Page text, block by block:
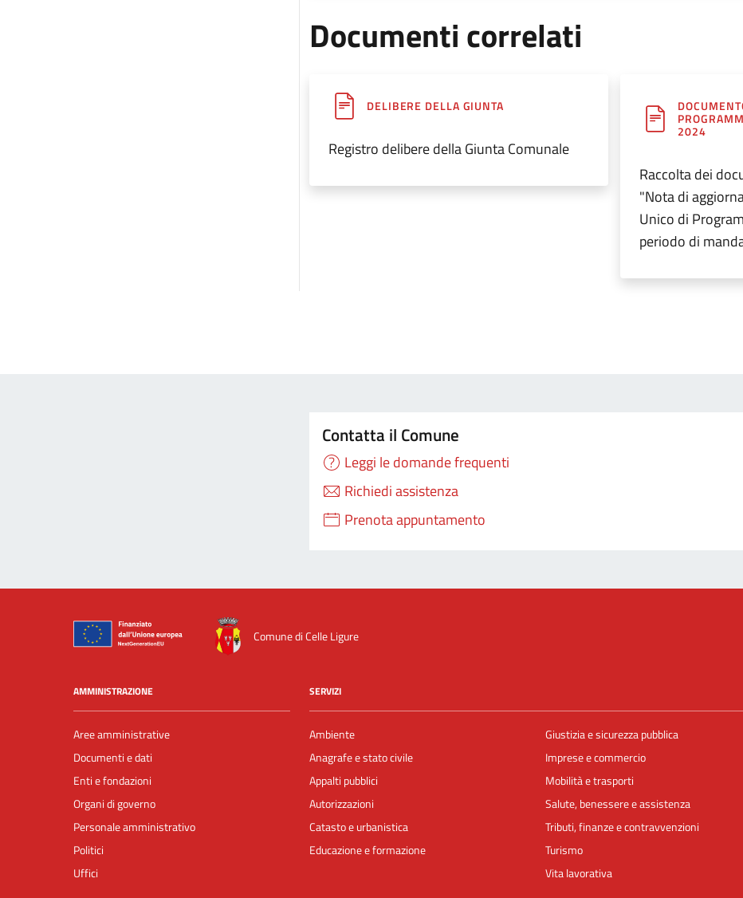
Documenti correlati
DELIBERE DELLA GIUNTA
Registro delibere della Giunta Comunale
2024
Raccolta dei
"Nota di
Unico di
periodo di
Contatta il Comune
Leggi le domande frequenti
Richiedi assistenza
Prenota appuntamento
Comune di Celle Ligure
AMMINISTRAZIONE
Aree amministrative
Documenti e dati
Enti e fondazioni
Organi di governo
Personale amministrativo
Politici
Uffici
SERVIZI
Ambiente
Anagrafe e stato civile
Appalti pubblici
Autorizzazioni
Catasto e urbanistica
Educazione e formazione
Giustizia e sicurezza pubblica
Imprese e commercio
Mobilità e trasporti
Salute, benessere e assistenza
Tributi, finanze e contravvenzioni
Turismo
Vita lavorativa